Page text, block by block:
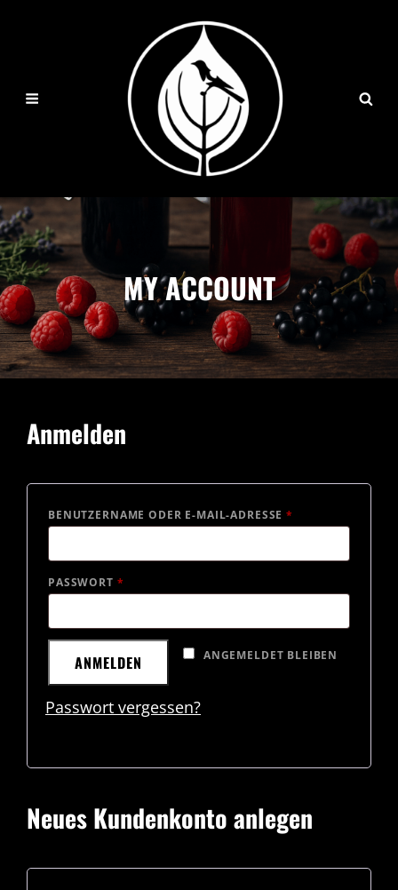
MY ACCOUNT
Anmelden
BENUTZERNAME ODER E-MAIL-ADRESSE*
PASSWORT *
ANGEMELDET BLEIBEN
ANMELDEN
Passwort vergessen?
Neues Kundenkonto anlegen